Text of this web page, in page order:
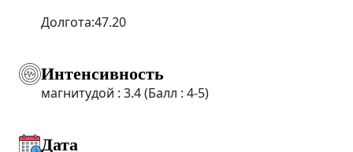
Долгота:47.20
Интенсивность
магнитудой : 3.4 (Балл : 4-5)
Дата